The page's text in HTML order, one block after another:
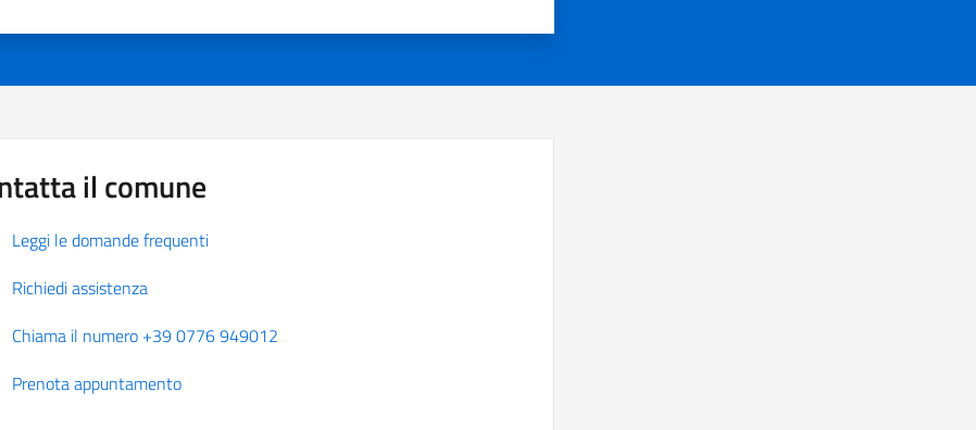
il comune
Leggi le domande frequenti
Richiedi assistenza
Chiama il numero +39 0776 949012
Prenota appuntamento